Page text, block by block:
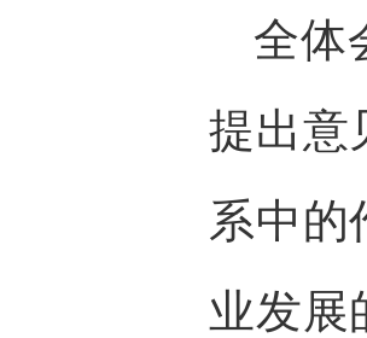
全体
提出意
系中的
业发展